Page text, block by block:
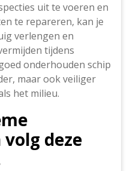
uit te voeren en
te repareren, kan je
verlengen en
tijdens
onderhouden schip
maar ook veiliger
het milieu.
deze